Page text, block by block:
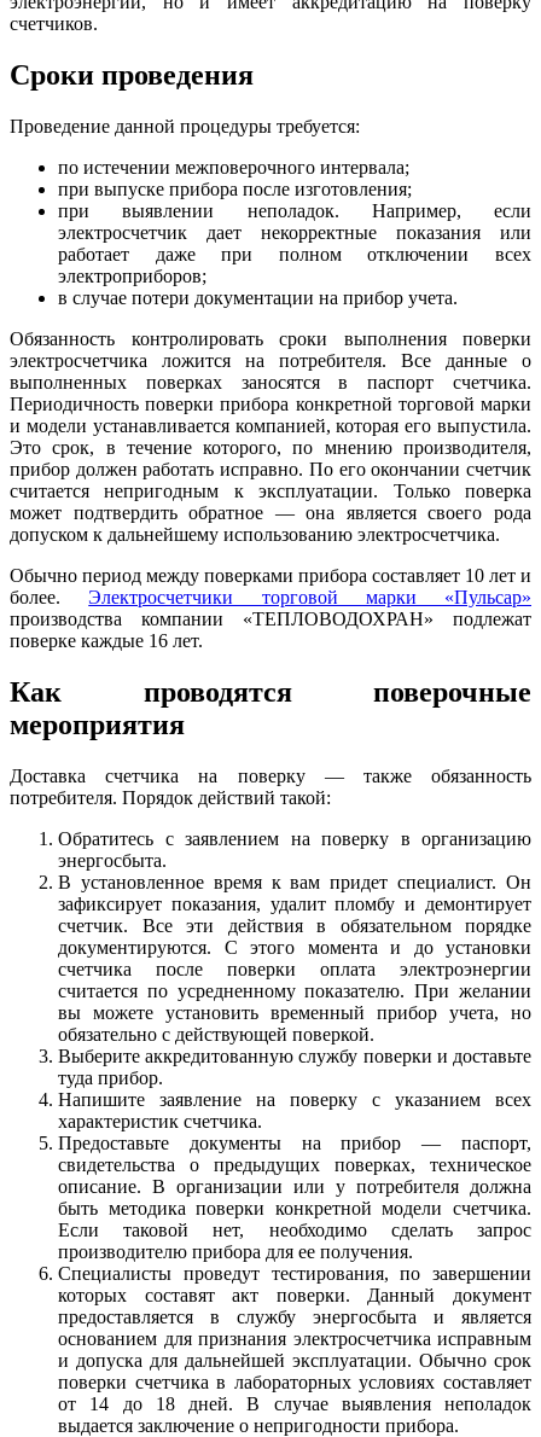
счетчиков.
Сроки проведения
Проведение данной процедуры требуется:
по истечении межповерочного интервала;
при выпуске прибора после изготовления;
при выявлении неполадок. Например, если
электросчетчик дает некорректные показания или
работает даже при полном отключении всех
электроприборов;
в случае потери документации на прибор учета.
Обязанность контролировать сроки выполнения поверки
электросчетчика ложится на потребителя. Все данные о
выполненных поверках заносятся в паспорт счетчика.
Периодичность поверки прибора конкретной торговой марки
и модели устанавливается компанией, которая его выпустила.
Это срок, в течение которого, по мнению производителя,
прибор должен работать исправно. По его окончании счетчик
считается непригодным к эксплуатации. Только поверка
может подтвердить обратное — она является своего рода
допуском к дальнейшему использованию электросчетчика.
Обычно период между поверками прибора составляет 10 лет и
более.Электросчетчики торговой марки «Пульсар»
производства компании «ТЕПЛОВОДОХРАН» подлежат
поверке каждые 16 лет.
Как проводятся поверочные
мероприятия
Доставка счетчика на поверку — также обязанность
потребителя. Порядок действий такой:
Обратитесь с заявлением на поверку в организацию
энергосбыта.
В установленное время к вам придет специалист. Он
зафиксирует показания, удалит пломбу и демонтирует
счетчик. Все эти действия в обязательном порядке
документируются. С этого момента и до установки
счетчика после поверки оплата электроэнергии
считается по усредненному показателю. При желании
вы можете установить временный прибор учета, но
обязательно с действующей поверкой.
Выберите аккредитованную службу поверки и доставьте
туда прибор.
Напишите заявление на поверку с указанием всех
характеристик счетчика.
Предоставьте документы на прибор — паспорт,
свидетельства о предыдущих поверках, техническое
описание. В организации или у потребителя должна
быть методика поверки конкретной модели счетчика.
Если таковой нет, необходимо сделать запрос
производителю прибора для ее получения.
Специалисты проведут тестирования, по завершении
которых составят акт поверки. Данный документ
предоставляется в службу энергосбыта и является
основанием для признания электросчетчика исправным
и допуска для дальнейшей эксплуатации. Обычно срок
поверки счетчика в лабораторных условиях составляет
от 14 до 18 дней. В случае выявления неполадок
выдается заключение о непригодности прибора.